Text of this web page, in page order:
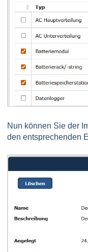
Nun können Sie der
den entsprechenden